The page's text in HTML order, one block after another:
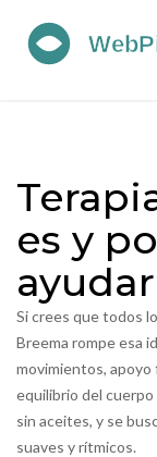
es y
Si crees que todos
Breema rompe esa
movimientos,
equilibrio del cuerpo
sin aceites, y se
suaves y rítmicos.